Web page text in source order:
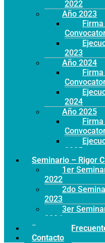
2022
Año 2023
2023
Año 2024
2024
Año 2025
2025
Seminario – Rigor
1er
2022
2do
2023
3er
2024
Preguntas
Contacto